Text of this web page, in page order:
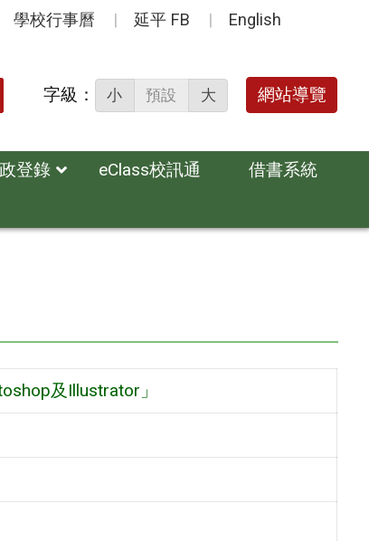
學校行事曆 延平 FB English
字級： 小 預設 大 網站導覽
登錄 eClass校訊通
借書系統
及Illustrator」